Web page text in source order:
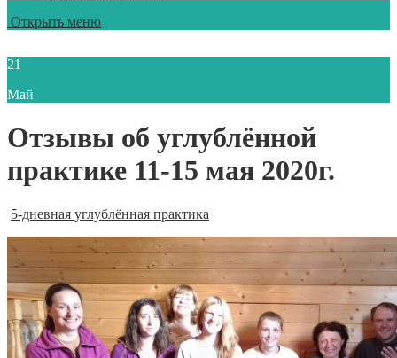
Открыть меню
21
Май
Отзывы об углублённой
практике 11-15 мая 2020г.
5-дневная углублённая практика